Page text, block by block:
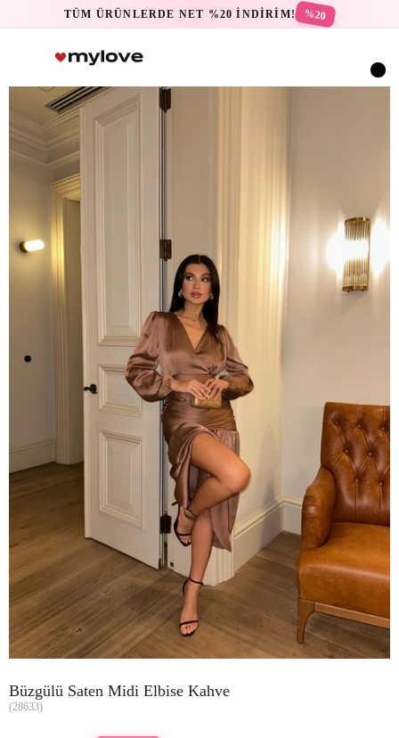
TÜM ÜRÜNLERDE NET %20 İNDİRİM! %20
Büzgülü Saten Midi Elbise Kahve
(28633)